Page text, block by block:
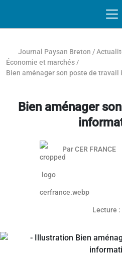
Journal Paysan Breton /
Économie et marchés /
Bien aménager son poste de
Bien aménager
Article réservé aux abonnés
ParCER FRANCE
Lecture :